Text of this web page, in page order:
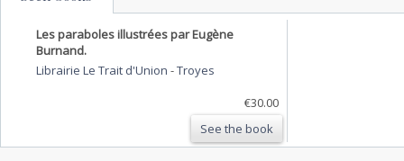
Les paraboles illustrées par Eugène
Burnand.
Librairie Le Trait d'Union -Troyes
€30.00
See the book